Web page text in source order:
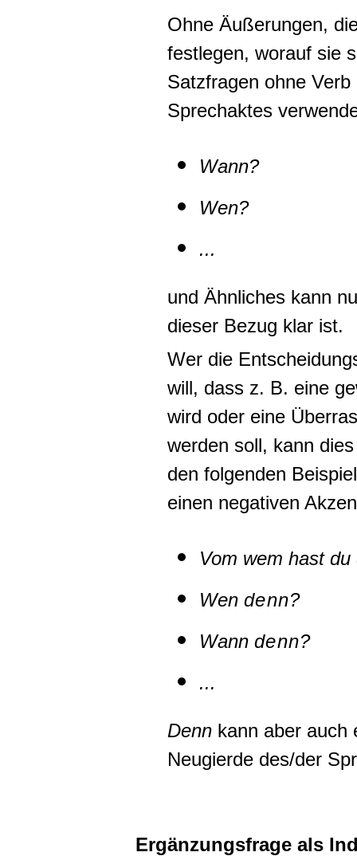
Ohne Äußerungen,
festlegen, worauf sie
Satzfragen ohne Verb
Sprechaktes
Wann?
Wen?
...
und Ähnliches kann
dieser Bezug klar ist.
Wer die
will, dass z. B. eine
wird oder eine
werden soll, kann
den folgenden
einen negativen
Vom wem hast du
Wen denn?
Wann denn?
...
Denn kann aber auch
Neugierde des/der
Ergänzungsfrage als